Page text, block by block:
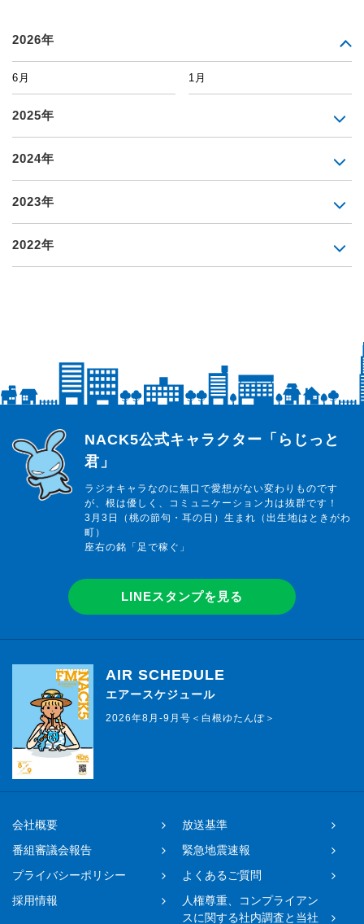
2026年
6月 1月
2025年
2024年
2023年
2022年
らじっと君
NACK5公式キャラクター「らじっと
君」
ラジオキャラなのに無口で愛想がない変わりものです
が、根は優しく、コミュニケーション力は抜群です！
3月3日（桃の節句・耳の日）生まれ（出生地はときがわ
町）
座右の銘「足で稼ぐ」
LINEスタンプを見る
AIR SCHEDULE
エアースケジュール
2026年8月-9月号＜白根ゆたんぽ＞
会社概要
放送基準
番組審議会報告
緊急地震速報
プライバシーポリシー
よくあるご質問
採用情報
人権尊重、コンプライアン
スに関する社内調査と当社